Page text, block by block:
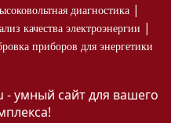
диагностика |
качества электроэнергии |
приборов для энергетики
- умный сайт для вашего